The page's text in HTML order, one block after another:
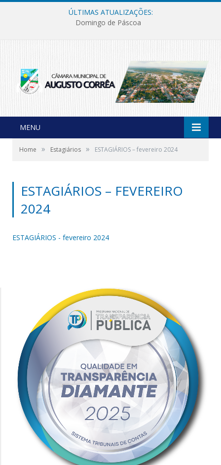
ÚLTIMAS ATUALIZAÇÕES:
Domingo de Páscoa
MENU
Home » Estagiários » ESTAGIÁRIOS – fevereiro 2024
ESTAGIÁRIOS – FEVEREIRO
2024
ESTAGIÁRIOS - fevereiro 2024